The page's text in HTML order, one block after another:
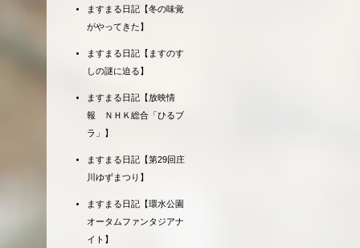
ますまる日記【冬の味覚
がやってきた】
ますまる日記【ますのす
しの謎に迫る】
ますまる日記【放映情
報 ＮＨＫ総合「ひるブ
ラ」】
ますまる日記【第29回庄
川ゆずまつり】
ますまる日記【環水公園
オータムファンタジアナ
イト】